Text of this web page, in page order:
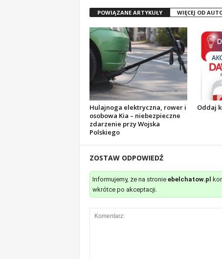
POWIĄZANE ARTYKUŁY WIĘCEJ OD
Hulajnoga elektryczna, rower i
osobowa Kia – niebezpieczne
zdarzenie przy Wojska
Polskiego
Oddaj
ZOSTAW ODPOWIEDŹ
Informujemy, że na stronie ebelchatow.pl
wkrótce po akceptacji.